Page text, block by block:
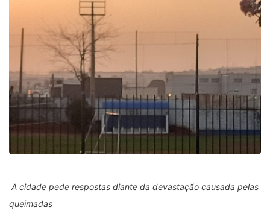
A cidade pede respostas diante da devastação causada pelas
queimadas